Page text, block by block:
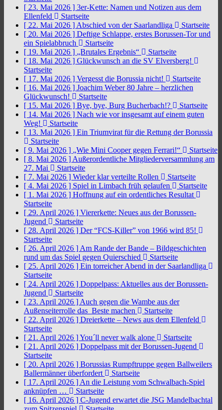
[ 23. Mai 2026 ] 3er-Kette: Namen und Notizen aus dem
Ellenfeld
Startseite
[ 22. Mai 2026 ] Abschied von der Saarlandliga
Startseite
[ 20. Mai 2026 ] Deftige Schlappe, erstes Borussen-Tor und
ein Spielabbruch
Startseite
[ 19. Mai 2026 ] „Brutales Ergebnis“
Startseite
[ 18. Mai 2026 ] Glückwunsch an die SV Elversberg!
Startseite
[ 17. Mai 2026 ] Vergesst die Borussia nicht!
Startseite
[ 16. Mai 2026 ] Joachim Weber 80 Jahre – herzlichen
Glückwunsch!
Startseite
[ 15. Mai 2026 ] Bye, bye, Burg Bucherbach!?
Startseite
[ 14. Mai 2026 ] Nach wie vor insgesamt auf einem guten
Weg!
Startseite
[ 13. Mai 2026 ] Ein Triumvirat für die Rettung der Borussia
Startseite
[ 9. Mai 2026 ] „Wie Mini Cooper gegen Ferrari!“
Startseite
[ 8. Mai 2026 ] Außerordentliche Mitgliederversammlung am
27. Mai
Startseite
[ 7. Mai 2026 ] Wieder klar verteilte Rollen
Startseite
[ 4. Mai 2026 ] Spiel in Limbach früh gelaufen
Startseite
[ 1. Mai 2026 ] Hoffnung auf ein ordentliches Resultat
Startseite
[ 29. April 2026 ] Viererkette: Neues aus der Borussen-
Jugend
Startseite
[ 28. April 2026 ] Der “FCS-Killer” von 1966 wird 85!
Startseite
[ 26. April 2026 ] Am Rande der Bande – Bildgeschichten
rund um das Spiel gegen Quierschied
Startseite
[ 25. April 2026 ] Ein torreicher Abend in der Saarlandliga
Startseite
[ 24. April 2026 ] Doppelpass: Aktuelles aus der Borussen-
Jugend
Startseite
[ 23. April 2026 ] Auch gegen die Wambe aus der
Außenseiterrolle das Beste machen
Startseite
[ 22. April 2026 ] Dreierkette – News aus dem Ellenfeld
Startseite
[ 21. April 2026 ]You´ll never walk alone
Startseite
[ 21. April 2026 ] Doppelpass mit der Borussen-Jugend
Startseite
[ 20. April 2026 ] Borussias Rumpftruppe gegen Ballweilers
Ballermänner überfordert
Startseite
[ 17. April 2026 ] An die Leistung vom Schwalbach-Spiel
anknüpfen …
Startseite
[ 16. April 2026 ] C-Jugend erwartet die JSG Mandelbachtal